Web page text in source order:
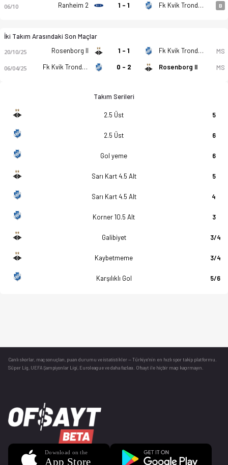
06/10 Ranheim 2 1 - 1 Fk Kvik Trondheim B
İki Takım Arasındaki Son Maçlar
20/10/25 Rosenborg II 1 - 1 Fk Kvik Trondheim MS
06/04/25 Fk Kvik Trondheim 0 - 2 Rosenborg II MS
Takım Serileri
2.5 Üst 5
2.5 Üst 6
Gol yeme 6
Sarı Kart 4.5 Alt 5
Sarı Kart 4.5 Alt 4
Korner 10.5 Alt 3
Galibiyet 3/4
Kaybetmeme 3/4
Karşılıklı Gol 5/6
Canlı skorlar , maç sonuçları, puan durumu ve istatistikler — Türkiye’nin en hızlı spor takip platformu.
Süper Lig, UEFA Şampiyonlar Ligi, Euroleague ve daha fazlası. Ofsayt ile hiçbir maçı kaçırmayın.